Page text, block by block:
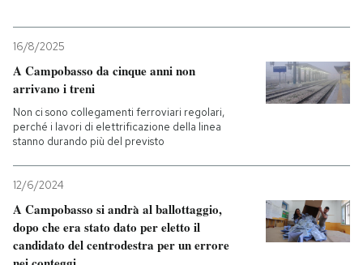
16/8/2025
A Campobasso da cinque anni non
arrivano i treni
Non ci sono collegamenti ferroviari regolari,
perché i lavori di elettrificazione della linea
stanno durando più del previsto
12/6/2024
A Campobasso si andrà al ballottaggio,
dopo che era stato dato per eletto il
candidato del centrodestra per un errore